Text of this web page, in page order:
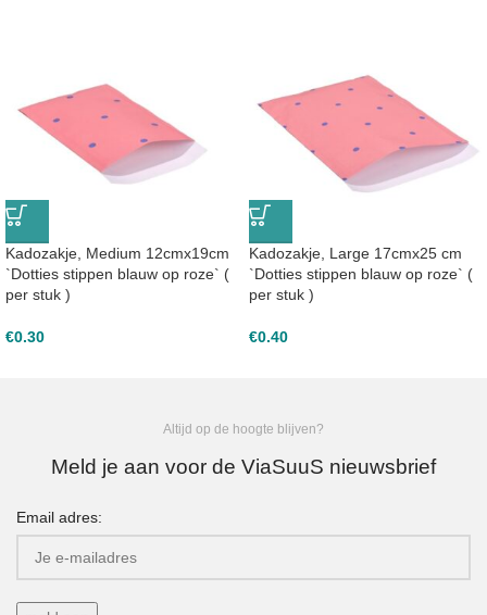
Kadozakje, Medium 12cmx19cm
`Dotties stippen blauw op roze` (
per stuk )
€0.30
Kadozakje, Large 17cmx25 cm
`Dotties stippen blauw op roze` (
per stuk )
€0.40
Altijd op de hoogte blijven?
Meld je aan voor de ViaSuuS nieuwsbrief
Email adres: